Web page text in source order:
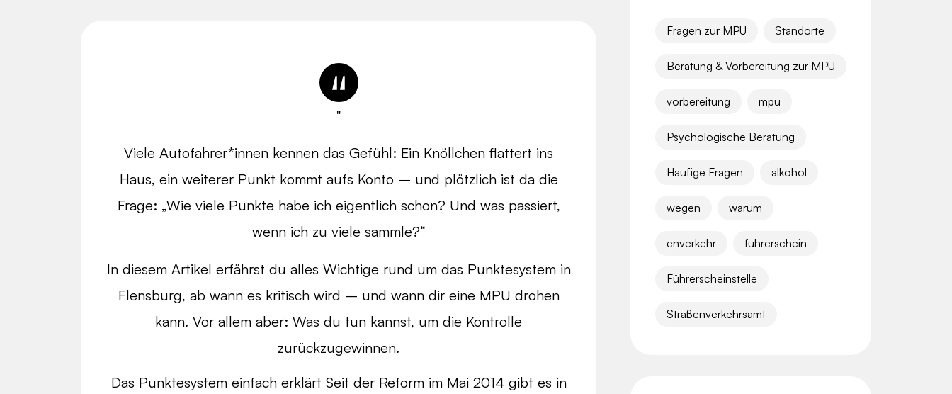
"
Viele Autofahrer*innen kennen das Gefühl: Ein Knöllchen flattert ins
Haus, ein weiterer Punkt kommt aufs Konto – und plötzlich ist da die
Frage: „Wie viele Punkte habe ich eigentlich schon? Und was passiert,
wenn ich zu viele sammle?“
In diesem Artikel erfährst du alles Wichtige rund um das Punktesystem in
Flensburg, ab wann es kritisch wird – und wann dir eine MPU drohen
kann. Vor allem aber: Was du tun kannst, um die Kontrolle
zurückzugewinnen.
Das Punktesystem einfach erklärt Seit der Reform im Mai 2014 gibt es in
Fragen zur MPU Standorte
Beratung & Vorbereitung zur MPU
vorbereitung mpu
Psychologische Beratung
Häufige Fragen alkohol
wegen warum
enverkehr führerschein
Führerscheinstelle
Straßenverkehrsamt